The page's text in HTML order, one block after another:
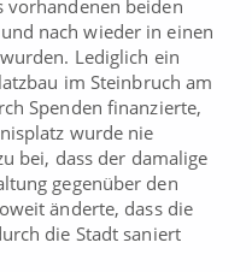
vorhandenen beiden
nach wieder in einen
Lediglich ein
im Steinbruch am
Spenden finanzierte,
wurde nie
bei, dass der damalige
gegenüber den
änderte, dass die
die Stadt saniert